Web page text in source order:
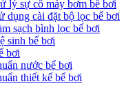
lý sự cố máy bơm bể bơi
dụng cài đặt bộ lọc bể bơi
sạch bình lọc bể bơi
sinh bể bơi
bơi
nước bể bơi
thiết kế bể bơi